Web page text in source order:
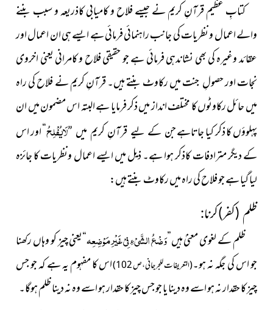
کتابِ عظیم قرآنِ کریم نے جیسے فلاح و کامیابی کاذریعہ و سبب بننے
والے اعمال و نظریات کی جانب راہنمائی فرمائی ہے ایسے ہی ان اعمال اور
عقائد وغیرہ کی بھی نشاندہی فرمائی ہے جو حقیقی فلاح و کامرانی یعنی اخروی
نجات اور حصولِ جنت میں رکاوٹ بنتے ہیں۔ قرآنِ کریم نے فلاح کی راہ
میں حائل رکاوٹوں کا مختلف انداز میں ذکر فرمایا ہے البتہ اس مضمون میں ان
پہلوؤں کا ذکر کیا جاتاہےجن کے لیے قرآنِ کریم میں ”لَایُفْلِحُ“ اور اس
کے دیگر مترادفاتکاذکر ہوا ہے۔ ذیل میں ایسے اعمال ونظریات کا جائزہ
لیا گیا ہے جو فلاح کی راہ میں رکاوٹ بنتے ہیں:
ظلم (کفر)کرنا:
ظلم کے لغوی معنیٰ ہیں”وَضْعُ الشَّيْءِ فِيْ غَیْرِ مَوْضِعِہ“یعنی چیز کو وہاں رکھنا
جو اس کی جگہ نہ ہو۔(التعریفات للجرجانی،ص102) اس کا مفہوم یہ ہے کہ جو جس
چیز کا حقدار نہ ہو اسے وہ دینا یا جو جس چیز کا حقدار ہو اسے وہ نہ دینا ظلم ہوگا۔